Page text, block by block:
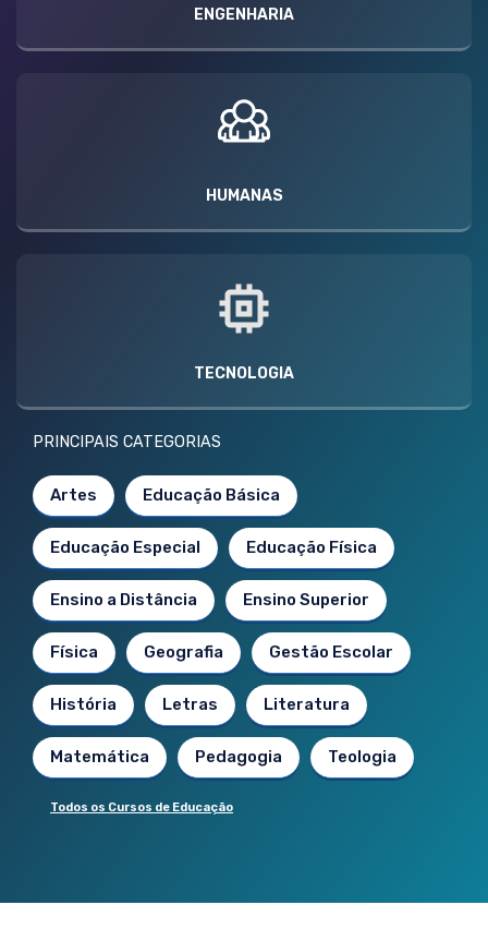
ENGENHARIA
HUMANAS
TECNOLOGIA
PRINCIPAIS CATEGORIAS
Artes Educação Básica
Educação Especial Educação Física
Ensino a Distância Ensino Superior
Física Geografia Gestão Escolar
História Letras Literatura
Matemática Pedagogia Teologia
Todos os Cursos de Educação